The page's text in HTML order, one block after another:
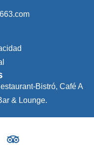
Bistró, Café A
& Lounge.